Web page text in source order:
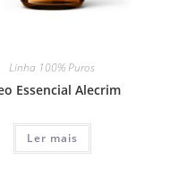
Linha 100% Puros
Essencial Alecrim
Ler mais